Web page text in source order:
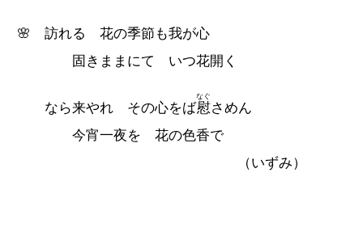
🌸 訪れる 花の季節も我が心
固きままにて いつ花開く
なら来やれ その心をば慰
なぐ
さめん
今宵一夜を 花の色香で
（いずみ）